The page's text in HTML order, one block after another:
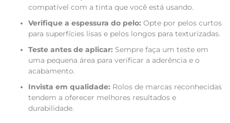
compatível com a tinta que você está usando.
Verifique a espessura do pelo: Opte por pelos curtos
para superfícies lisas e pelos longos para texturizadas.
Teste antes de aplicar: Sempre faça um teste em
uma pequena área para verificar a aderência e o
acabamento.
Invista em qualidade: Rolos de marcas reconhecidas
tendem a oferecer melhores resultados e
durabilidade.